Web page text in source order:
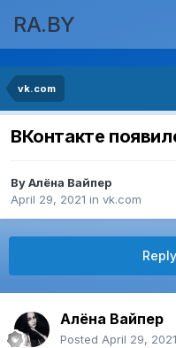
RA.BY
vk.com
ВКонтакте
ByАлёна Вайпер
April 29, 2021 in vk.com
Алёна Вайпер
Posted April 29, 2021